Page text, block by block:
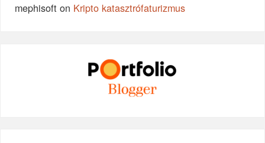
mephisoft on Kripto katasztrófaturizmus